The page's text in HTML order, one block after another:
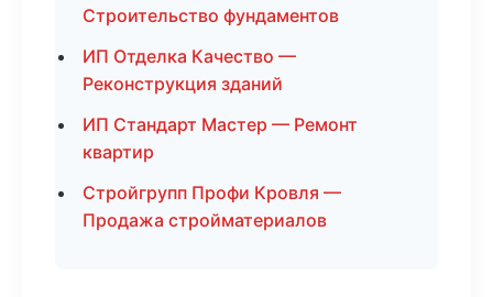
Строительство фундаментов
ИП Отделка Качество —
Реконструкция зданий
ИП Стандарт Мастер — Ремонт
квартир
Стройгрупп Профи Кровля —
Продажа стройматериалов